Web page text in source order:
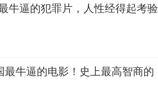
牛逼的犯罪片，人性经得起考验
牛逼的电影！史上最高智商的